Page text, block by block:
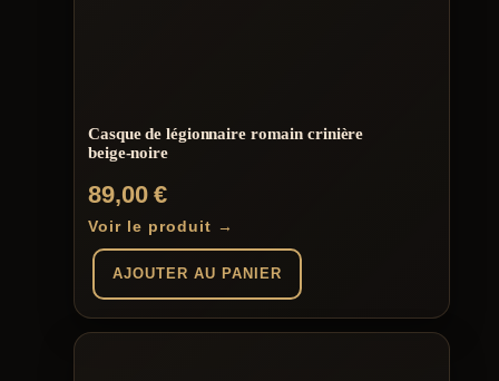
Casque de légionnaire romain crinière
beige-noire
89,00€
Voir le produit →
AJOUTER AU PANIER